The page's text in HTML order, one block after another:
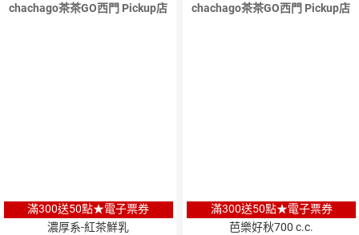
chachago茶茶GO西門 Pickup店
滿300送50點★電子票券
濃厚系-紅茶鮮乳
chachago茶茶GO西門 Pickup店
滿300送50點★電子票券
芭樂好秋700 c.c.